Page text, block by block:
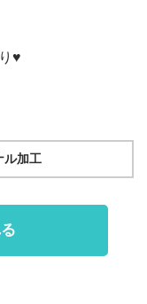
♥
ル加工